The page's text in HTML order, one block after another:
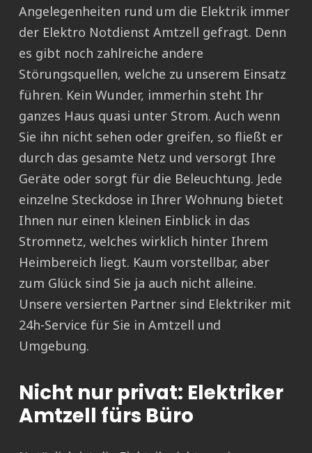
Angelegenheiten rund um die Elektrik immer
der Elektro Notdienst Amtzell gefragt. Denn
es gibt noch zahlreiche andere
Störungsquellen, welche zu unserem Einsatz
führen. Kein Wunder, immerhin steht Ihr
ganzes Haus quasi unter Strom. Auch wenn
Sie ihn nicht sehen oder greifen, so fließt er
durch das gesamte Netz und versorgt Ihre
Geräte oder sorgt für die Beleuchtung. Jede
einzelne Steckdose in Ihrer Wohnung bietet
Ihnen nur einen kleinen Einblick in das
Stromnetz, welches wirklich hinter Ihrem
Heimbereich liegt. Kaum vorstellbar, aber
zum Glück sind Sie ja auch nicht alleine.
Unsere versierten Partner sind Elektriker mit
24h-Service für Sie in Amtzell und
Umgebung.
Nicht nur privat: Elektriker
Amtzell fürs Büro